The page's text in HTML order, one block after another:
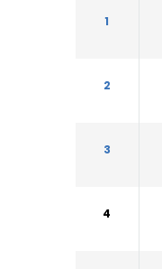
1
2
3
4